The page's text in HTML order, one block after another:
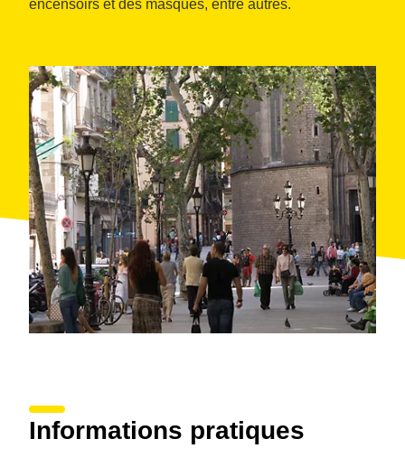
encensoirs et des masques, entre autres.
Informations pratiques